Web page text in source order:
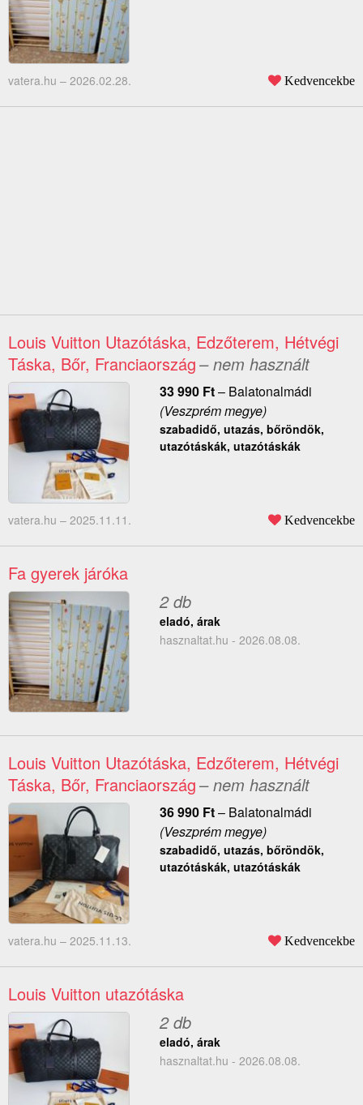
vatera.hu – 2026.02.28. Kedvencekbe
Louis Vuitton Utazótáska, Edzőterem, Hétvégi
Táska, Bőr, Franciaország– nem használt
33 990 Ft– Balatonalmádi
(Veszprém megye)
szabadidő, utazás, bőröndök,
utazótáskák, utazótáskák
vatera.hu – 2025.11.11. Kedvencekbe
Fa gyerek járóka
2 db
eladó, árak
hasznaltat.hu - 2026.08.08.
Louis Vuitton Utazótáska, Edzőterem, Hétvégi
Táska, Bőr, Franciaország– nem használt
36 990 Ft– Balatonalmádi
(Veszprém megye)
szabadidő, utazás, bőröndök,
utazótáskák, utazótáskák
vatera.hu – 2025.11.13. Kedvencekbe
Louis Vuitton utazótáska
2 db
eladó, árak
hasznaltat.hu - 2026.08.08.